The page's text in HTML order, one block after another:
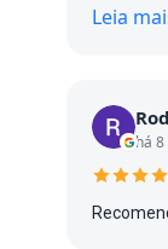
Leia
há